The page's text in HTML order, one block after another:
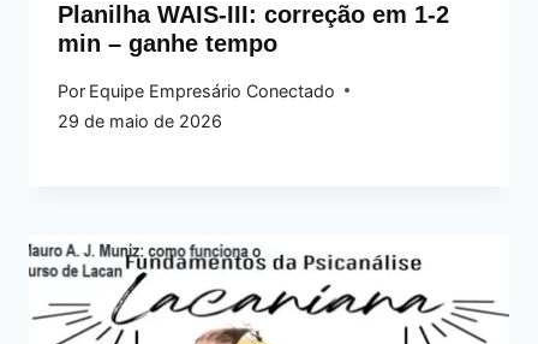
Planilha WAIS-III: correção em 1‑2
min – ganhe tempo
Por Equipe Empresário Conectado
29 de maio de 2026